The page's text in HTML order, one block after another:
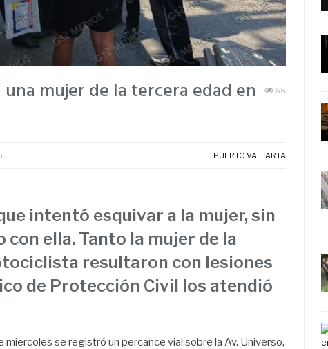
mujer de la tercera edad en
65
PUERTO VALLARTA
intentó esquivar a la mujer, sin
ella. Tanto la mujer de la
resultaron con lesiones
de Protección Civil los atendió
miercoles se registró un percance vial sobre la Av. Universo,